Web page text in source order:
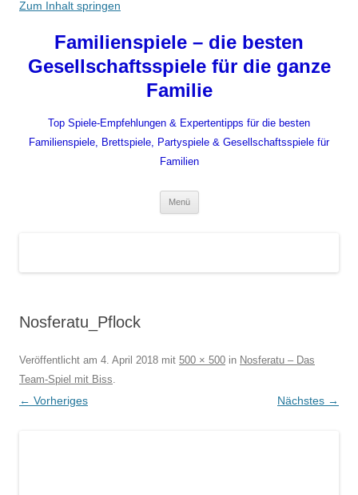
Zum Inhalt springen
Familienspiele – die besten
Gesellschaftsspiele für die ganze
Familie
Top Spiele-Empfehlungen & Expertentipps für die besten
Familienspiele, Brettspiele, Partyspiele & Gesellschaftsspiele für
Familien
Menü
Nosferatu_Pflock
Veröffentlicht am 4. April 2018 mit 500 × 500 in Nosferatu – Das
Team-Spiel mit Biss.
← Vorheriges Nächstes →